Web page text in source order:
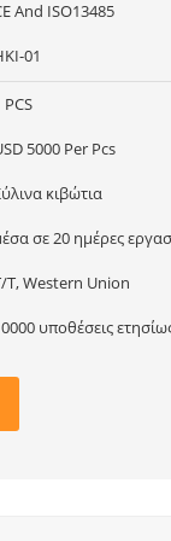
And ISO13485
01
PCS
5000 Per Pcs
κιβώτια
σε 20 ημέρες
T, Western Union
υποθέσεις